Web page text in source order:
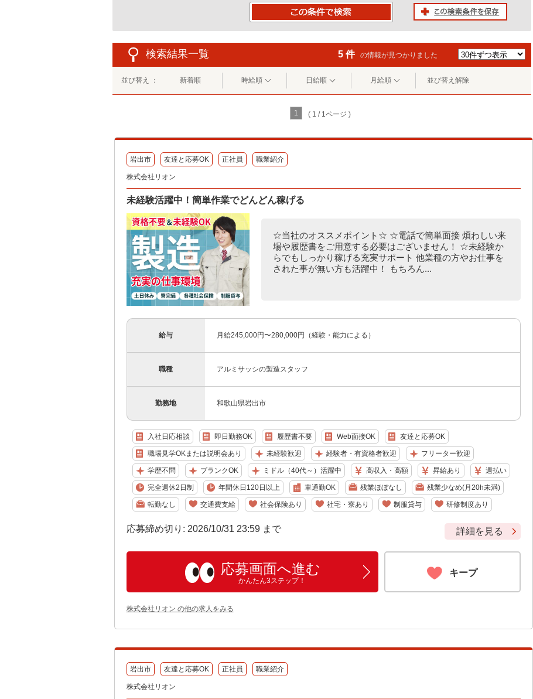
検索結果一覧 5 件 の情報が見つかりました
並び替え ： 新着順 時給順 日給順 月給順 並び替え解除
1 ( 1 / 1ページ )
岩出市 友達と応募OK 正社員 職業紹介
株式会社リオン
未経験活躍中！簡単作業でどんどん稼げる
☆当社のオススメポイント☆ ☆電話で簡単面接 煩わしい来
場や履歴書をご用意する必要はございません！ ☆未経験か
らでもしっかり稼げる充実サポート 他業種の方やお仕事を
された事が無い方も活躍中！ もちろん...
給与 月給245,000円〜280,000円（経験・能力による）
職種 アルミサッシの製造スタッフ
勤務地 和歌山県岩出市
入社日応相談 即日勤務OK 履歴書不要 Web面接OK 友達と応募OK
職場見学OKまたは説明会あり 未経験歓迎 経験者・有資格者歓迎 フリーター歓迎
学歴不問 ブランクOK ミドル（40代～）活躍中 高収入・高額 昇給あり 週払い
完全週休2日制 年間休日120日以上 車通勤OK 残業ほぼなし 残業少なめ(月20h未満)
転勤なし 交通費支給 社会保険あり 社宅・寮あり 制服貸与 研修制度あり
応募締め切り: 2026/10/31 23:59 まで 詳細を見る
応募画面へ進む
かんたん3ステップ！
キープ
株式会社リオン の他の求人をみる
岩出市 友達と応募OK 正社員 職業紹介
株式会社リオン